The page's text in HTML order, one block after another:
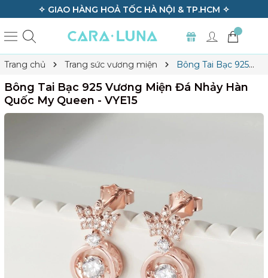
✧ GIAO HÀNG HOẢ TỐC HÀ NỘI & TP.HCM ✧
Trang chủ Trang sức vương miện
Bông Tai Bạc 925
Bông Tai Bạc 925 Vương Miện Đá Nhảy Hàn
Quốc My Queen - VYE15